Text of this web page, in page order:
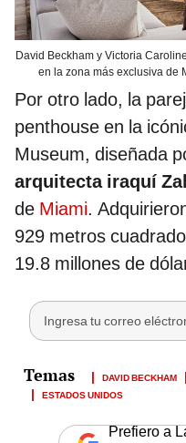
David Beckham y Victoria
en la zona más exclusiva de
Por otro lado, la
penthouse en la
Museum, diseñada
arquitecta iraquí
de Miami.
929 metros
19.8 millones de
DAVID BECKHAM
ESTADOS UNIDOS
Prefiero a